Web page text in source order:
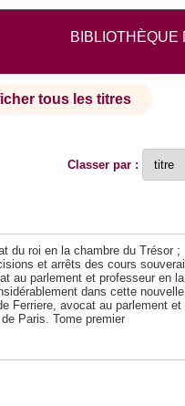
BIBLIOTHÈQUE
tous les titres
Classer par :
du roi en la chambre du Trésor ;
et arrêts des cours
au parlement et professeur en
dans cette
Ferriere, avocat au parlement et
Paris. Tome premier